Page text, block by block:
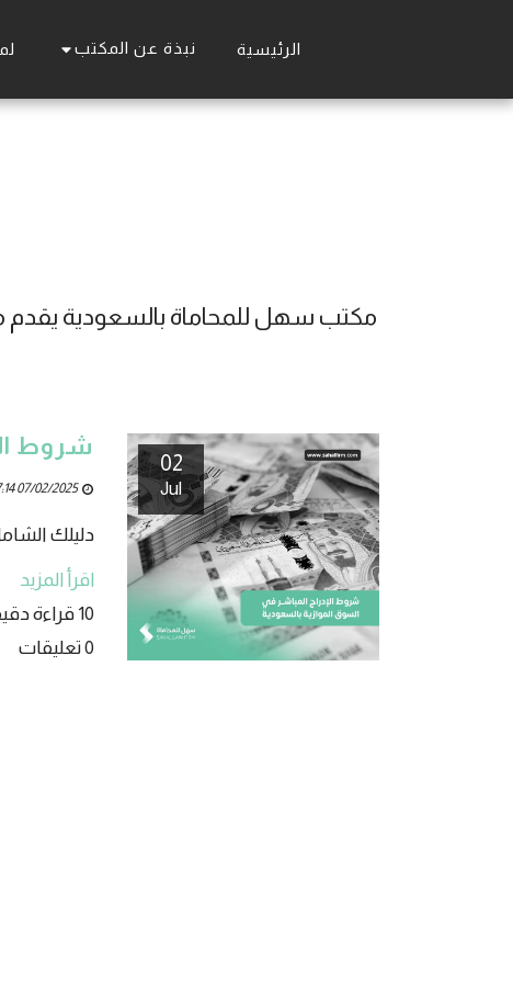
الرئيسية نبذة عن المكتب
02
Jul
شروط
07/02/2025 07:14 AM
دليلك
اقرأ المزيد
10 قراءة دقيقة
0 تعليقات